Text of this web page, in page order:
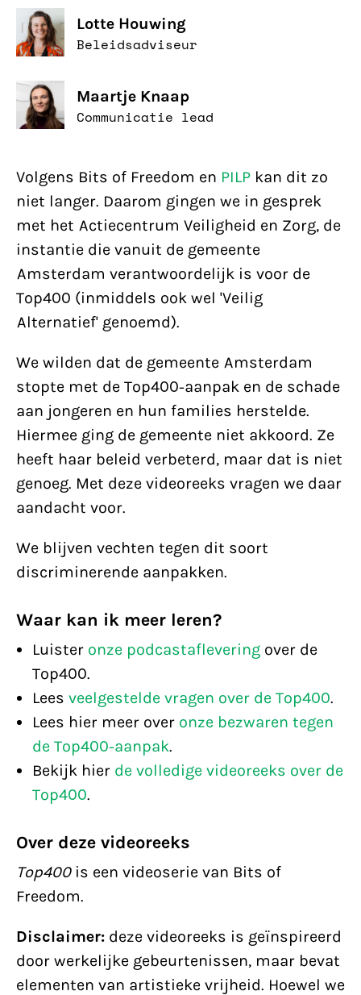
Lotte Houwing
Beleidsadviseur
Maartje Knaap
Communicatie lead
Volgens Bits of Freedom en PILP kan dit zo
niet langer. Daarom gingen we in gesprek
met het Actiecentrum Veiligheid en Zorg, de
instantie die vanuit de gemeente
Amsterdam verantwoordelijk is voor de
Top400 (inmiddels ook wel 'Veilig
Alternatief' genoemd).
We wilden dat de gemeente Amsterdam
stopte met de Top400-aanpak en de schade
aan jongeren en hun families herstelde.
Hiermee ging de gemeente niet akkoord. Ze
heeft haar beleid verbeterd, maar dat is niet
genoeg. Met deze videoreeks vragen we daar
aandacht voor.
We blijven vechten tegen dit soort
discriminerende aanpakken.
Waar kan ik meer leren?
Luister onze podcastaflevering over de
Top400.
Lees veelgestelde vragen over de Top400.
Lees hier meer over onze bezwaren tegen
de Top400-aanpak.
Bekijk hier de volledige videoreeks over de
Top400.
Over deze videoreeks
Top400is een videoserie van Bits of
Freedom.
Disclaimer: deze videoreeks is geïnspireerd
door werkelijke gebeurtenissen, maar bevat
elementen van artistieke vrijheid. Hoewel we